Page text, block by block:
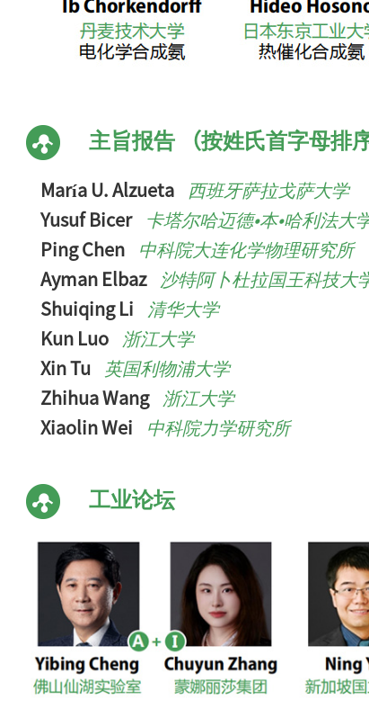
主旨报告 （按姓氏首字母排序
María U. Alzueta 西班牙萨拉戈萨大学
Yusuf Bicer 卡塔尔哈迈德•本•哈利法大
Ping Chen 中科院大连化学物理研究所
Ayman Elbaz 沙特阿卜杜拉国王科技大
Shuiqing Li
清华大学
Kun Luo 浙江大学
Xin Tu 英国利物浦大学
Zhihua Wang 浙江大学
Xiaolin Wei
中科院力学研究所
工业论坛